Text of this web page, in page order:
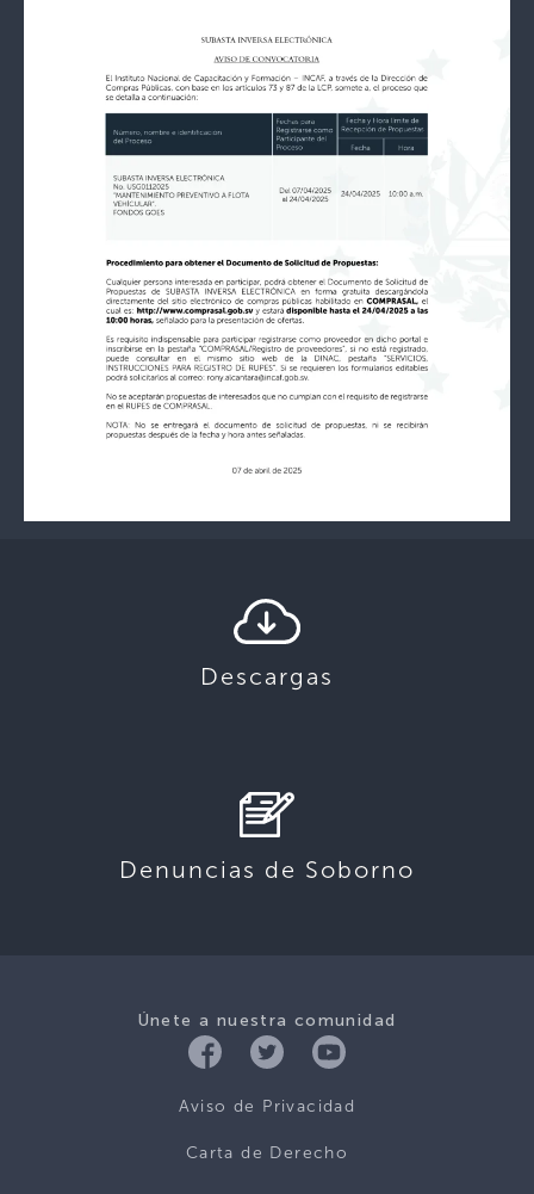
Descargas
Denuncias de Soborno
Únete a nuestra comunidad
Aviso de Privacidad
Carta de Derecho